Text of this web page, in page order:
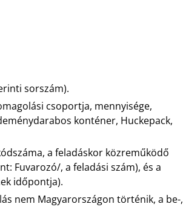
sorszám).
csoportja, mennyisége,
konténer, Huckepack,
a feladáskor közreműködő
Fuvarozó/, a feladási szám), és a
időpontja).
nem Magyarországon történik, a be-,